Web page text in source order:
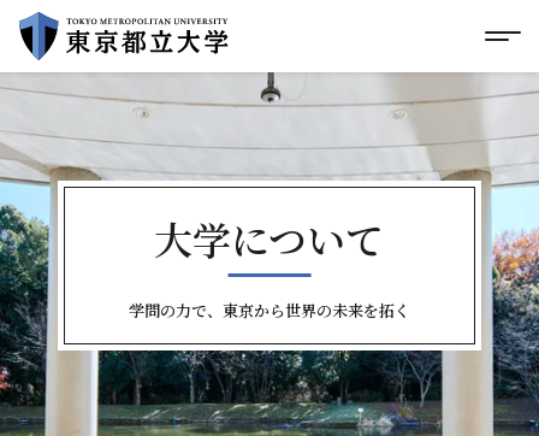
イ
ン
ン
テ
ン
ツ
に
ス
キ
ッ
プ
グローバルメニューにスキップ メ
大学について
学問の力で、東京から世界の未来を拓く